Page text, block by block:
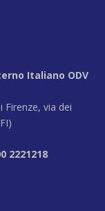
Italiano ODV
Firenze, via dei
2221218